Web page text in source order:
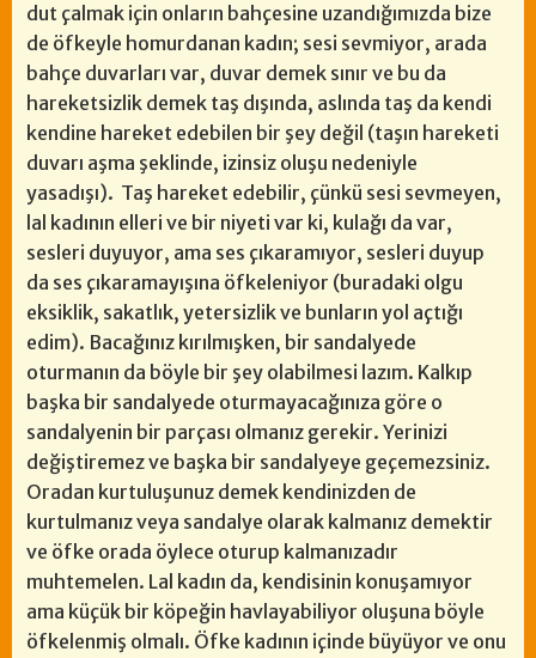
dut çalmak için onların bahçesine uzandığımızda bize
de öfkeyle homurdanan kadın; sesi sevmiyor, arada
bahçe duvarları var, duvar demek sınır ve bu da
hareketsizlik demek taş dışında, aslında taş da kendi
kendine hareket edebilen bir şey değil (taşın hareketi
duvarı aşma şeklinde, izinsiz oluşu nedeniyle
yasadışı). Taş hareket edebilir, çünkü sesi sevmeyen,
lal kadının elleri ve bir niyeti var ki, kulağı da var,
sesleri duyuyor, ama ses çıkaramıyor, sesleri duyup
da ses çıkaramayışına öfkeleniyor (buradaki olgu
eksiklik, sakatlık, yetersizlik ve bunların yol açtığı
edim). Bacağınız kırılmışken, bir sandalyede
oturmanın da böyle bir şey olabilmesi lazım. Kalkıp
başka bir sandalyede oturmayacağınıza göre o
sandalyenin bir parçası olmanız gerekir. Yerinizi
değiştiremez ve başka bir sandalyeye geçemezsiniz.
Oradan kurtuluşunuz demek kendinizden de
kurtulmanız veya sandalye olarak kalmanız demektir
ve öfke orada öylece oturup kalmanızadır
muhtemelen. Lal kadın da, kendisinin konuşamıyor
ama küçük bir köpeğin havlayabiliyor oluşuna böyle
öfkelenmiş olmalı. Öfke kadının içinde büyüyor ve onu